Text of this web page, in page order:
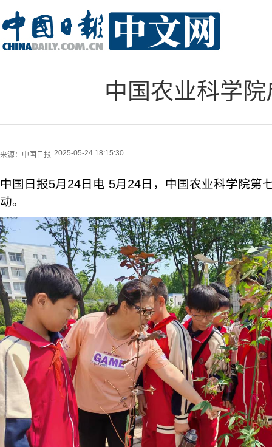
中国农业科学
来源： 中国日报 2025-05-24 18:15:30
中国日报5月24日电 5月24日，中国农业科学院第
动。